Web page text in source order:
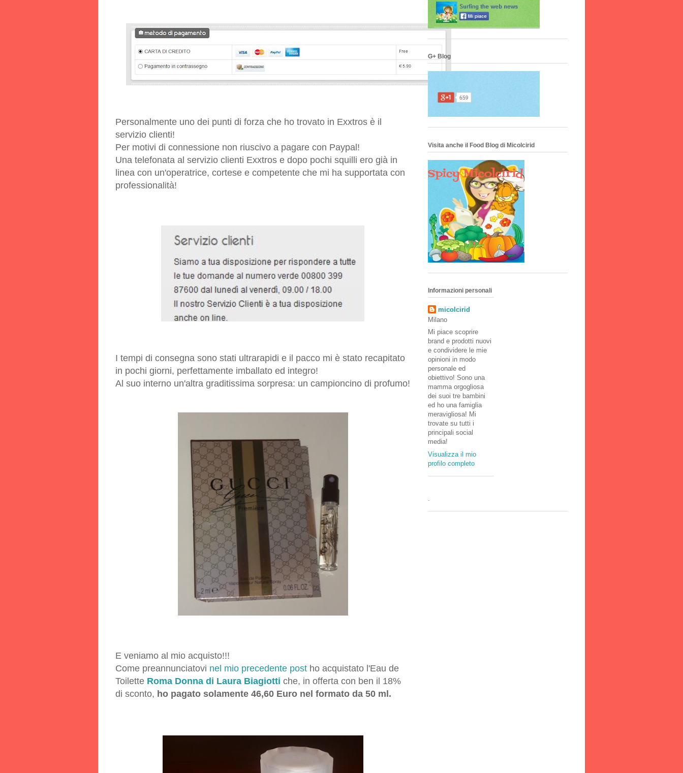
Personalmente uno dei punti di forza che ho trovato in Exxtros è il
servizio clienti!
Per motivi di connessione non riuscivo a pagare con Paypal!
Una telefonata al servizio clienti Exxtros e dopo pochi squilli ero già in
linea con un'operatrice, cortese e competente che mi ha supportata con
professionalità!
I tempi di consegna sono stati ultrarapidi e il pacco mi è stato recapitato
in pochi giorni, perfettamente imballato ed integro!
Al suo interno un'altra graditissima sorpresa: un campioncino di profumo!
E veniamo al mio acquisto!!!
Come preannunciatovi nel mio precedente post ho acquistato l'Eau de
Toilette Roma Donna di Laura Biagiotti che, in offerta con ben il 18%
di sconto, ho pagato solamente 46,60 Euro nel formato da 50 ml.
G+ Blog
Visita anche il Food Blog di Micolcirid
Informazioni personali
micolcirid
Milano
Mi piace scoprire
brand e prodotti nuovi
e condividere le mie
opinioni in modo
personale ed
obiettivo! Sono una
mamma orgogliosa
dei suoi tre bambini
ed ho una famiglia
meravigliosa! Mi
trovate su tutti i
principali social
media!
Visualizza il mio
profilo completo